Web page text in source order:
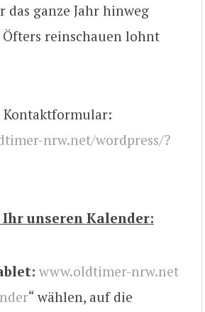
das ganze Jahr hinweg
reinschauen lohnt
Kontaktformular:
nrw.net/wordpress/?
unseren Kalender:
www.oldtimer-nrw.net
“ wählen, auf die